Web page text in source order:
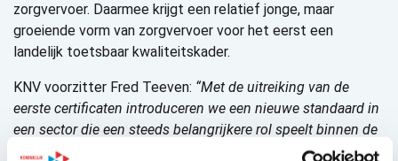
zorgvervoer. Daarmee krijgt een relatief jonge, maar
groeiende vorm van zorgvervoer voor het eerst een
landelijk toetsbaar kwaliteitskader.
KNV voorzitter Fred Teeven: “Met de uitreiking van de
eerste certificaten introduceren we een nieuwe standaard in
een sector die een steeds belangrijkere rol speelt binnen de
zorgketen. Dit initiatief versterkt de transparantie, borgt de